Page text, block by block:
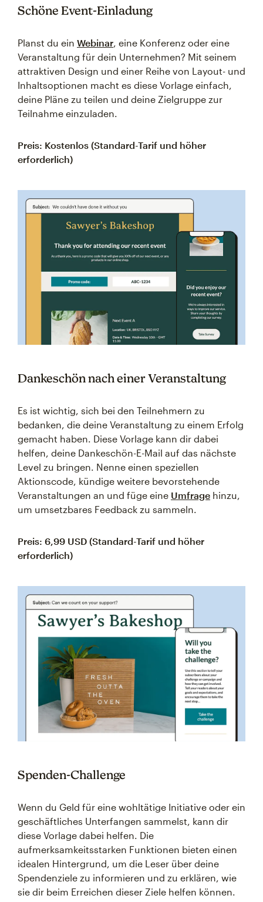
Schöne Event-Einladung
Planst du ein Webinar , eine Konferenz oder eine
Veranstaltung für dein Unternehmen? Mit seinem
attraktiven Design und einer Reihe von Layout- und
Inhaltsoptionen macht es diese Vorlage einfach,
deine Pläne zu teilen und deine Zielgruppe zur
Teilnahme einzuladen.
Preis: Kostenlos (Standard-Tarif und höher
erforderlich)
Dankeschön nach einer Veranstaltung
Es ist wichtig, sich bei den Teilnehmern zu
bedanken, die deine Veranstaltung zu einem Erfolg
gemacht haben. Diese Vorlage kann dir dabei
helfen, deine Dankeschön-E-Mail auf das nächste
Level zu bringen. Nenne einen speziellen
Aktionscode, kündige weitere bevorstehende
Veranstaltungen an und füge eine Umfrage hinzu,
um umsetzbares Feedback zu sammeln.
Preis: 6,99 USD (Standard-Tarif und höher
erforderlich)
Spenden-Challenge
Wenn du Geld für eine wohltätige Initiative oder ein
geschäftliches Unterfangen sammelst, kann dir
diese Vorlage dabei helfen. Die
aufmerksamkeitsstarken Funktionen bieten einen
idealen Hintergrund, um die Leser über deine
Spendenziele zu informieren und zu erklären, wie
sie dir beim Erreichen dieser Ziele helfen können.